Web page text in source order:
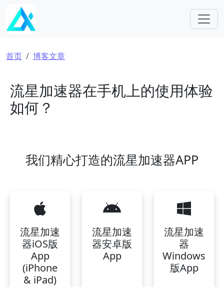
跳转到主要内容
面包屑
首页 博客文章
流星加速器在手机上的使用体验
如何？
我们精心打造的流星加速器APP
流星加速
器iOS版
App
(iPhone
& iPad)
流星加速
器安卓版
App
流星加速
器
Windows
版App